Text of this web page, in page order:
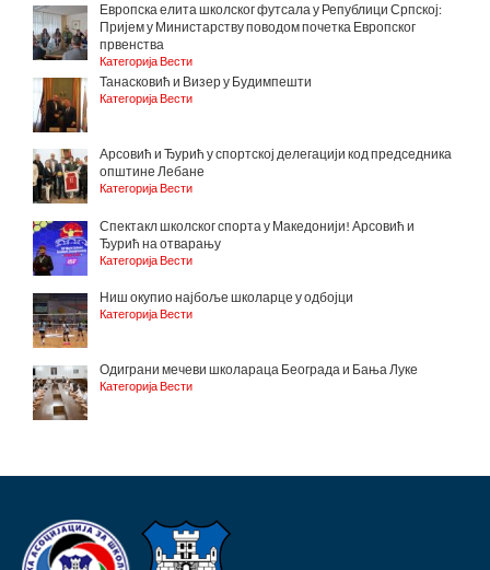
Европска елита школског футсала у Републици Српској:
Пријем у Министарству поводом почетка Европског
првенства
Категорија Вести
Танасковић и Визер у Будимпешти
Категорија Вести
Арсовић и Ђурић у спортској делегацији код председника
општине Лебане
Категорија Вести
Спектакл школског спорта у Македонији! Арсовић и
Ђурић на отварању
Категорија Вести
Ниш окупио најбоље школарце у одбојци
Категорија Вести
Одиграни мечеви школараца Београда и Бања Луке
Категорија Вести